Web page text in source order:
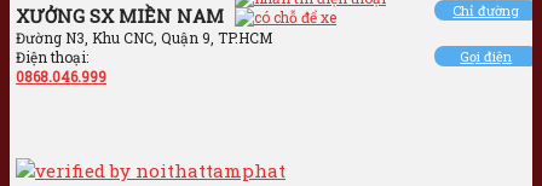
XƯỞNG SX MIỀN NAM
Đường N3, Khu CNC, Quận 9, TP.HCM
Điện thoại:
0868.046.999
Chỉ đường
Gọi điện